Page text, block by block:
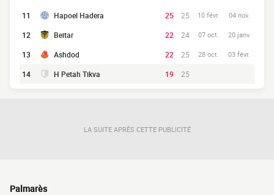
11 Hapoel Hadera 25 25 10 févr. 04 nov.
12 Beitar 22 24 07 oct. 20 janv.
13 Ashdod 22 25 28 oct. 03 févr.
14 H Petah Tikva 19 25
LA SUITE APRÈS CETTE PUBLICITÉ
Palmarès